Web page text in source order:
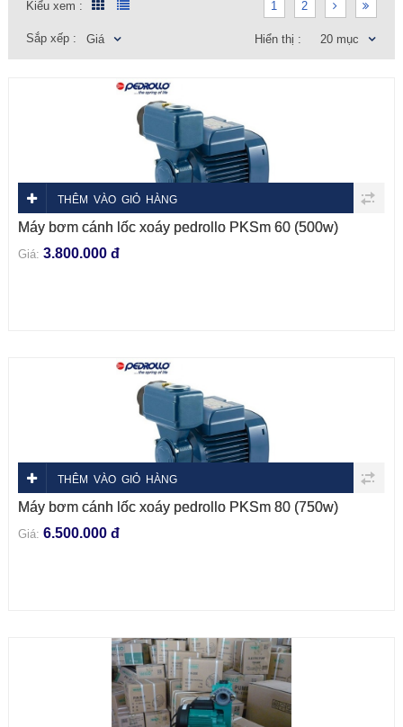
Kiểu xem : 1 2
Hiển thị : 20 mục
Sắp xếp : Giá
THÊM VÀO GIỎ HÀNG
Máy bơm cánh lốc xoáy pedrollo PKSm 60 (500w)
Giá: 3.800.000 đ
THÊM VÀO GIỎ HÀNG
Máy bơm cánh lốc xoáy pedrollo PKSm 80 (750w)
Giá: 6.500.000 đ